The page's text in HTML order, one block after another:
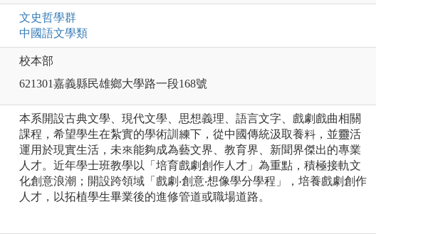
文史哲學群
中國語文學類
校本部
621301嘉義縣民雄鄉大學路一段168號
本系開設古典文學、現代文學、思想義理、語言文字、戲劇戲曲相關
課程，希望學生在紮實的學術訓練下，從中國傳統汲取養料，並靈活
運用於現實生活，未來能夠成為藝文界、教育界、新聞界傑出的專業
人才。近年學士班教學以「培育戲劇創作人才」為重點，積極接軌文
化創意浪潮；開設跨領域「戲劇‧創意‧想像學分學程」，培養戲劇創作
人才，以拓植學生畢業後的進修管道或職場道路。